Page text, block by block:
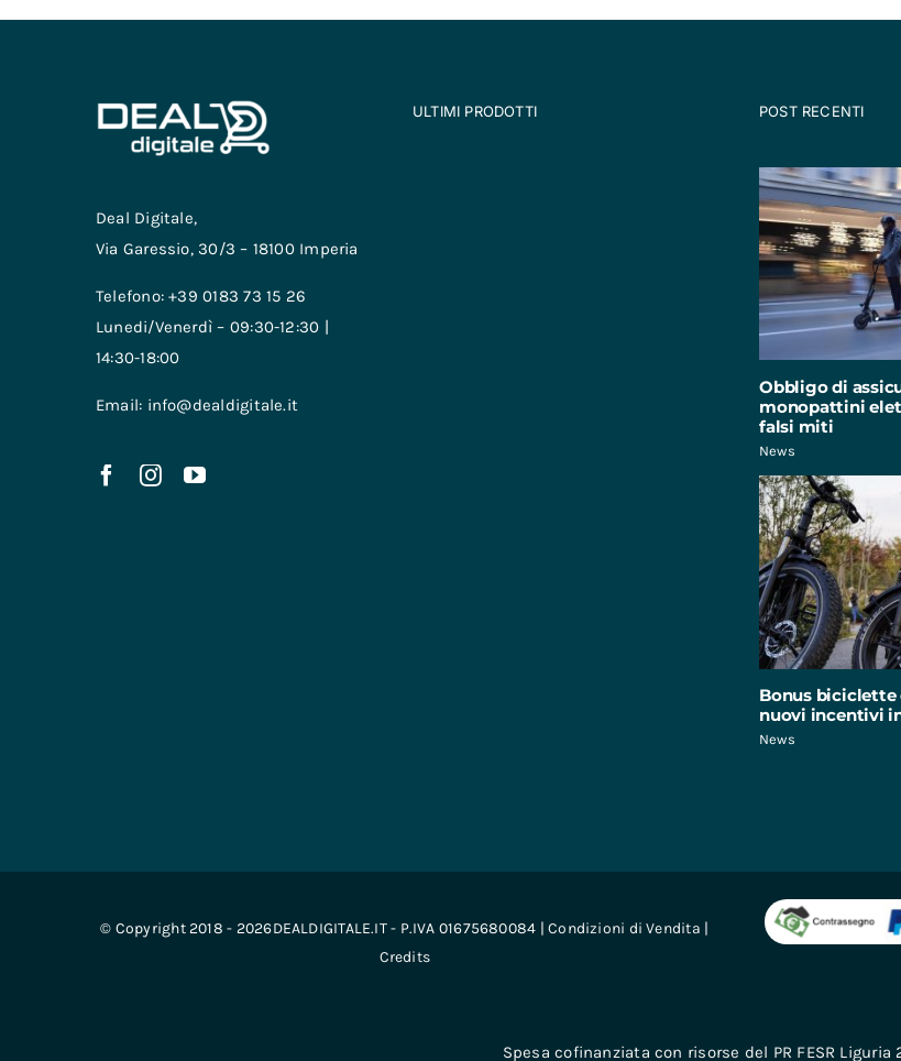
Deal Digitale,
Via Garessio, 30/3 – 18100 Imperia
Telefono: +39 0183 73 15 26
Lunedi/Venerdì – 09:30-12:30 |
14:30-18:00
Email: info@dealdigitale.it
ULTIMI PRODOTTI POST RECENTI
Obbligo di
monopattini
falsi miti
News
Bonus biciclette
nuovi incentivi
News
© Copyright 2018 - 2026DEALDIGITALE.IT - P.IVA 01675680084 |Condizioni di Vendita |
Credits
Spesa cofinanziata con risorse del PR FESR Liguria